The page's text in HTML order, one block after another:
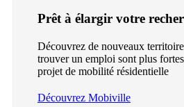
Prêt à élargir votre
Découvrez de nouveaux
trouver un emploi sont plus
projet de mobilité résidentielle
Découvrez Mobiville